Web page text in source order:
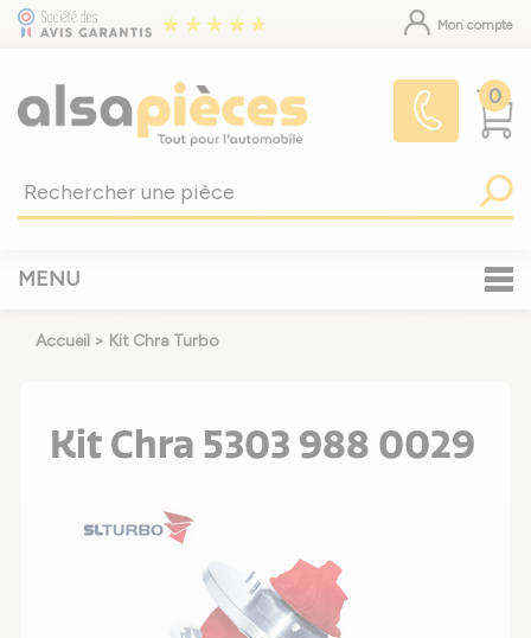
Mon compte
0
MENU
Accueil > Kit Chra Turbo
Kit Chra 5303 988 0029